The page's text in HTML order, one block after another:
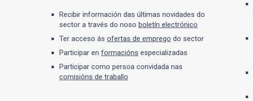
Recibir información das últimas novidades do
sector a través do noso boletín electrónico
Ter acceso ás ofertas de emprego do sector
Participar en formacións especializadas
Participar como persoa convidada nas
comisións de traballo